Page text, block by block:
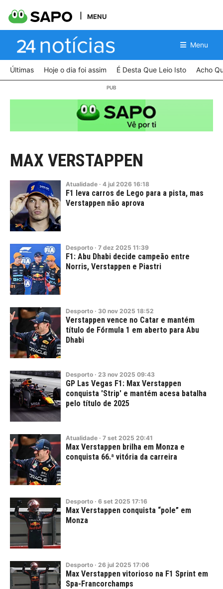
MENU
Menu
Últimas Hoje o dia foi assim É Desta Que Leio Isto Acho
MAX VERSTAPPEN
Atualidade · 4 jul 2026 16:18
F1 leva carros de Lego para a pista, mas
Verstappen não aprova
Desporto · 7 dez 2025 11:39
F1: Abu Dhabi decide campeão entre
Norris, Verstappen e Piastri
Desporto · 30 nov 2025 18:52
Verstappen vence no Catar e mantém
título de Fórmula 1 em aberto para Abu
Dhabi
Desporto · 23 nov 2025 09:43
GP Las Vegas F1: Max Verstappen
conquista 'Strip' e mantém acesa batalha
pelo título de 2025
Atualidade · 7 set 2025 20:41
Max Verstappen brilha em Monza e
conquista 66.ª vitória da carreira
Desporto · 6 set 2025 17:16
Max Verstappen conquista “pole” em
Monza
Desporto · 26 jul 2025 17:06
Max Verstappen vitorioso na F1 Sprint em
Spa-Francorchamps